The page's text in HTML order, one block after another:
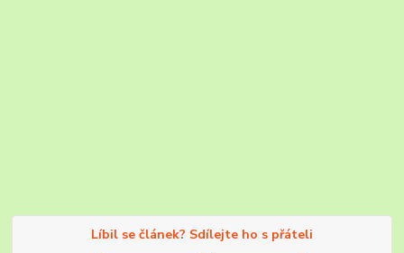
Líbil se článek? Sdílejte ho s přáteli